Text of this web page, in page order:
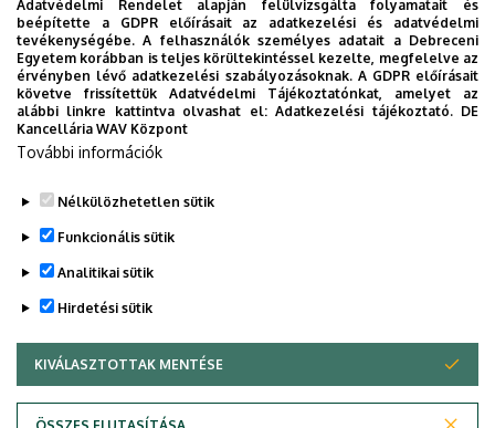
2026. augusztus 4.
A hőség árnyékában az agrárium
AGRÁRTUDOMÁNY
Adatvédelmi Rendelet alapján felülvizsgálta folyamatait és
beépítette a GDPR előírásait az adatkezelési és adatvédelmi
tevékenységébe. A felhasználók személyes adatait a Debreceni
Egyetem korábban is teljes körültekintéssel kezelte, megfelelve az
érvényben lévő adatkezelési szabályozásoknak. A GDPR előírásait
követve frissítettük Adatvédelmi Tájékoztatónkat, amelyet az
alábbi linkre kattintva olvashat el:Adatkezelési tájékoztató. DE
Kancellária WAV Központ
További információk
Nélkülözhetetlen sütik
Funkcionális sütik
Analitikai sütik
Hirdetési sütik
KIVÁLASZTOTTAK MENTÉSE
ÖSSZES ELUTASÍTÁSA
WITHDRAW CONSENT